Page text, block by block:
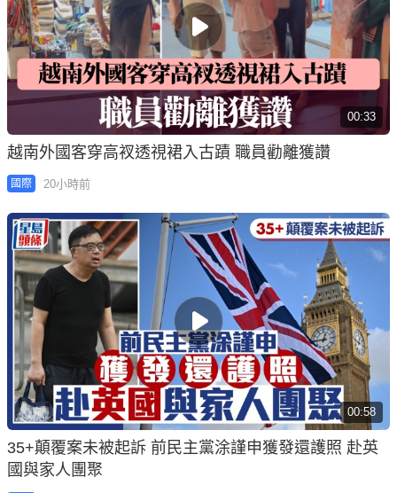
00:33
越南外國客穿高衩透視裙入古蹟 職員勸離獲讚
國際 20小時前
00:58
35+顛覆案未被起訴 前民主黨涂謹申獲發還護照 赴英
國與家人團聚